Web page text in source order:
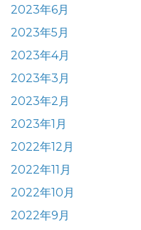
2023年6月
2023年5月
2023年4月
2023年3月
2023年2月
2023年1月
2022年12月
2022年11月
2022年10月
2022年9月